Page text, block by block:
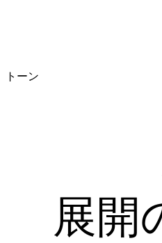
トーン
展開